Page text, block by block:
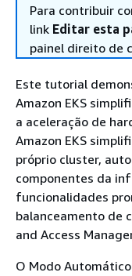
Para contribuir
link Editar esta
painel direito de
Este tutorial
Amazon EKS
a aceleração de
Amazon EKS
próprio cluster,
componentes da
funcionalidades
balanceamento de
and Access
O Modo